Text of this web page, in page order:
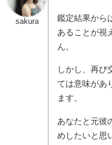
sakura
鑑定結果から
あることが視
ん。
しかし、再び
ては意味があ
ます。
あなたと元彼
めしたいと思